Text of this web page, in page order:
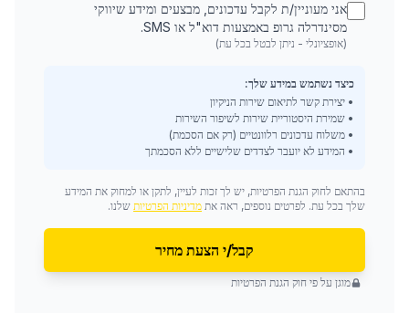
אני מעוניין/ת לקבל עדכונים, מבצעים ומידע שיווקי
מסינדרלה גרופ באמצעות דוא"ל או SMS.
(אופציונלי - ניתן לבטל בכל עת)
כיצד נשתמש במידע שלך:
• יצירת קשר לתיאום שירות הניקיון
• שמירת היסטוריית שירות לשיפור השירות
• משלוח עדכונים רלוונטיים (רק אם הסכמת)
• המידע לא יועבר לצדדים שלישיים ללא הסכמתך
בהתאם לחוק הגנת הפרטיות, יש לך זכות לעיין, לתקן או למחוק את המידע
שלך בכל עת. לפרטים נוספים, ראה את מדיניות הפרטיות שלנו.
קבל/י הצעת מחיר
מוגן על פי חוק הגנת הפרטיות